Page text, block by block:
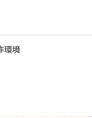
環境